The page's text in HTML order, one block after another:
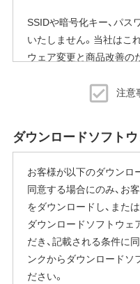
SSIDや暗号化キー、パ
いたしません。当社はこ
ウェア変更と商品改善の
※本機能を停止する方法
完了後すぐにエアステー
設定画面を表示していた
内の「ファームウェア自
い"に変更することで停
設定画面の表示方法の詳
または、当社ホームペー
ガイド」をご覧ください。
本機能にはその他に下記
注意
ダウンロードソフト
お客様が以下のダウンロ
同意する場合にのみ、お
をダウンロードし、また
ダウンロードソフトウェ
だき、記載される条件に
ンクからダウンロードソ
ださい。